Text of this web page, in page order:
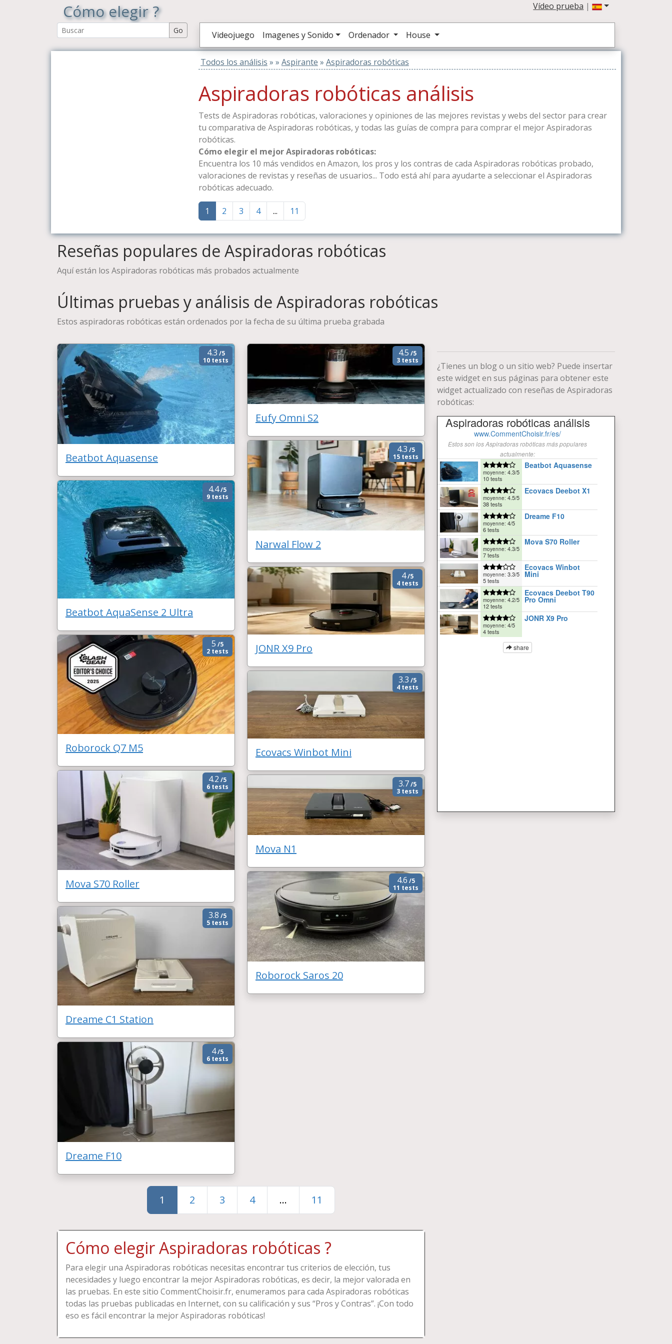
Cómo elegir ? Vídeo prueba |
Videojuego Imagenes y Sonido Ordenador House
Todos los análisis » » Aspirante » Aspiradoras robóticas
Aspiradoras robóticas análisis
Tests de Aspiradoras robóticas, valoraciones y opiniones de las mejores revistas y webs del sector para crear
tu comparativa de Aspiradoras robóticas, y todas las guías de compra para comprar el mejor Aspiradoras
robóticas.
Cómo elegir el mejor Aspiradoras robóticas:
Encuentra los 10 más vendidos en Amazon, los pros y los contras de cada Aspiradoras robóticas probado,
valoraciones de revistas y reseñas de usuarios... Todo está ahí para ayudarte a seleccionar el Aspiradoras
robóticas adecuado.
1 2 3 4 ... 11
Reseñas populares de Aspiradoras robóticas
Aquí están los Aspiradoras robóticas más probados actualmente
Últimas pruebas y análisis de Aspiradoras robóticas
Estos aspiradoras robóticas están ordenados por la fecha de su última prueba grabada
4.3 /5
10 tests
Beatbot Aquasense
4.4/5
9 tests
Beatbot AquaSense 2 Ultra
5 /5
2 tests
Roborock Q7 M5
4.2 /5
6 tests
Mova S70 Roller
3.8 /5
5 tests
Dreame C1 Station
4/5
6 tests
Dreame F10
4.5 /5
3 tests
Eufy Omni S2
4.3 /5
15 tests
Narwal Flow 2
4/5
4 tests
JONR X9 Pro
3.3 /5
4 tests
Ecovacs Winbot Mini
3.7/5
3 tests
Mova N1
4.6 /5
11 tests
Roborock Saros 20
1 2 3 4 ... 11
Cómo elegir Aspiradoras robóticas ?
Para elegir una Aspiradoras robóticas necesitas encontrar tus criterios de elección, tus
necesidades y luego encontrar la mejor Aspiradoras robóticas, es decir, la mejor valorada en
las pruebas. En este sitio CommentChoisir.fr, enumeramos para cada Aspiradoras robóticas
todas las pruebas publicadas en Internet, con su calificación y sus “Pros y Contras”. ¡Con todo
eso es fácil encontrar la mejor Aspiradoras robóticas!
¿Tienes un blog o un sitio web? Puede insertar
este widget en sus páginas para obtener este
widget actualizado con reseñas de Aspiradoras
robóticas: